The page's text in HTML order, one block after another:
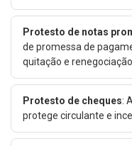
Protesto de notas
de promessa de
quitação e renegociação.
Protesto de cheques:
protege circulante e